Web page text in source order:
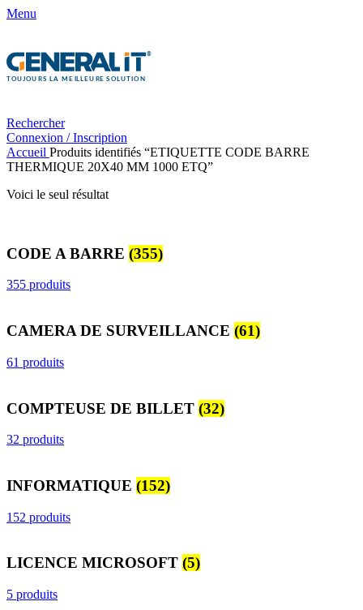
Menu
Rechercher
Connexion / Inscription
Accueil Produits identifiés “ETIQUETTE CODE BARRE
THERMIQUE 20X40 MM 1000 ETQ”
Voici le seul résultat
CODE A BARRE (355)
355 produits
CAMERA DE SURVEILLANCE (61)
61 produits
COMPTEUSE DE BILLET (32)
32 produits
INFORMATIQUE (152)
152 produits
LICENCE MICROSOFT (5)
5 produits